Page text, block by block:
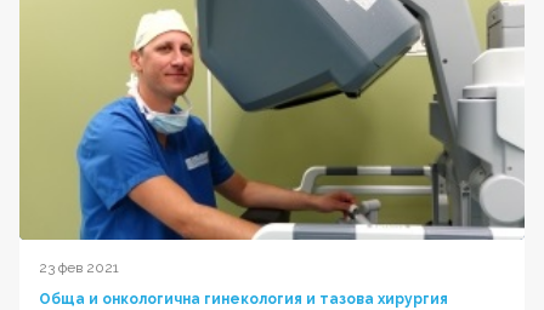
23 фев 2021
Обща и онкологична гинекология и тазова хирургия